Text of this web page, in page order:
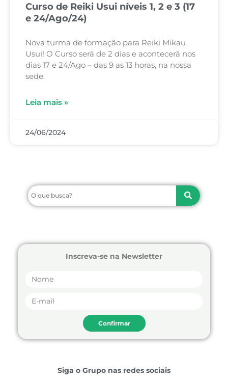
Curso de Reiki Usui níveis 1, 2 e 3 (17
e 24/Ago/24)
Nova turma de formação para Reiki Mikau
Usui! O Curso será de 2 dias e acontecerá nos
dias 17 e 24/Ago – das 9 as 13 horas, na nossa
sede.
Leia mais »
24/06/2024
Inscreva-se na Newsletter
Confirmar
Siga o Grupo nas redes sociais